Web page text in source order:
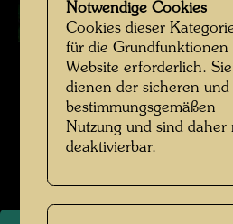
Margarete Schütte-Lihotzky in
Bernd
Hundertwasser mit
Bildergalerie
Notwendige Cookies
Cookies dieser
für die Grundfunktionen
Website erforderlich. Sie
dienen der sicheren und
bestimmungsgemäßen
Nutzung und sind daher
deaktivierbar.